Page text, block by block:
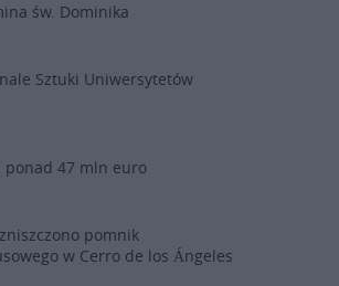
św. Dominika
Sztuki Uniwersytetów
47 mln euro
pomnik
w Cerro de los Ángeles